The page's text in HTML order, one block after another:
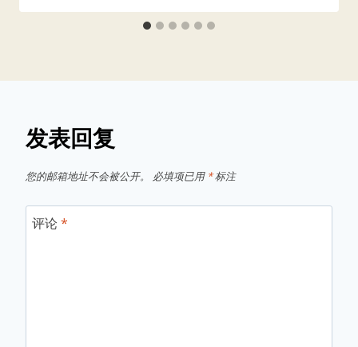
发表回复
您的邮箱地址不会被公开。 必填项已用 *标注
评论*